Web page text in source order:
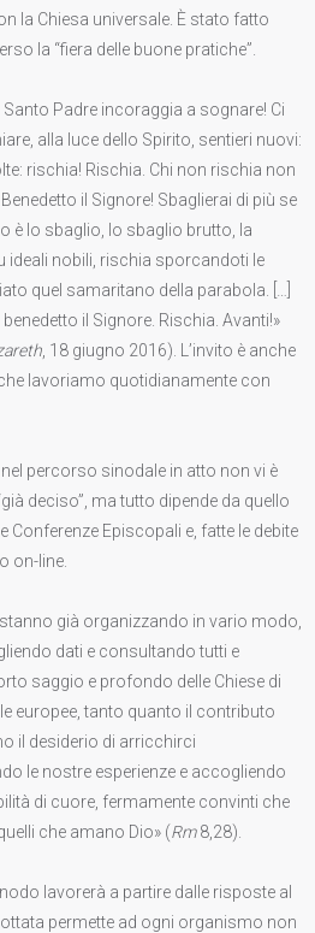
la Chiesa universale. È stato fatto
la “fiera delle buone pratiche”.
Padre incoraggia a sognare! Ci
alla luce dello Spirito, sentieri nuovi:
rischia! Rischia. Chi non rischia non
il Signore! Sbaglierai di più se
è lo sbaglio, lo sbaglio brutto, la
ideali nobili, rischia sporcandoti le
quel samaritano della parabola. […]
il Signore. Rischia. Avanti!»
, 18 giugno 2016). L’invito è anche
lavoriamo quotidianamente con
percorso sinodale in atto non vi è
deciso”, ma tutto dipende da quello
Conferenze Episcopali e, fatte le debite
on-line.
stanno già organizzando in vario modo,
dati e consultando tutti e
saggio e profondo delle Chiese di
europee, tanto quanto il contributo
il desiderio di arricchirci
le nostre esperienze e accogliendo
di cuore, fermamente convinti che
che amano Dio» (Rm8,28).
lavorerà a partire dalle risposte al
permette ad ogni organismo non